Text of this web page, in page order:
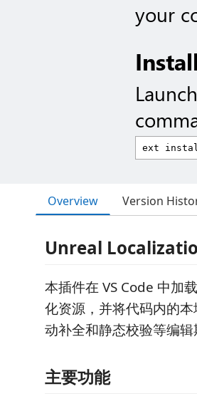
your
Overview Version
Unreal
本插件在 VS Code 中加
化资源，并将代码内的
动补全和静态校验等编辑
主要功能